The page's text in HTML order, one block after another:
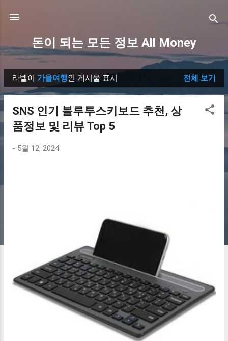
돈이 되는 모든 정보 All Money
글
라벨이 가을여행인 게시물 표시 전체 보기
SNS 인기 블루투스키보드 추천, 상
품정보 및 리뷰 Top 5
- 5월 12, 2024